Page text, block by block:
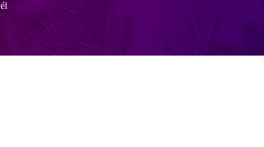
áll rendelkezésre. A kertben több kisebb 2-3 emeletes épület,